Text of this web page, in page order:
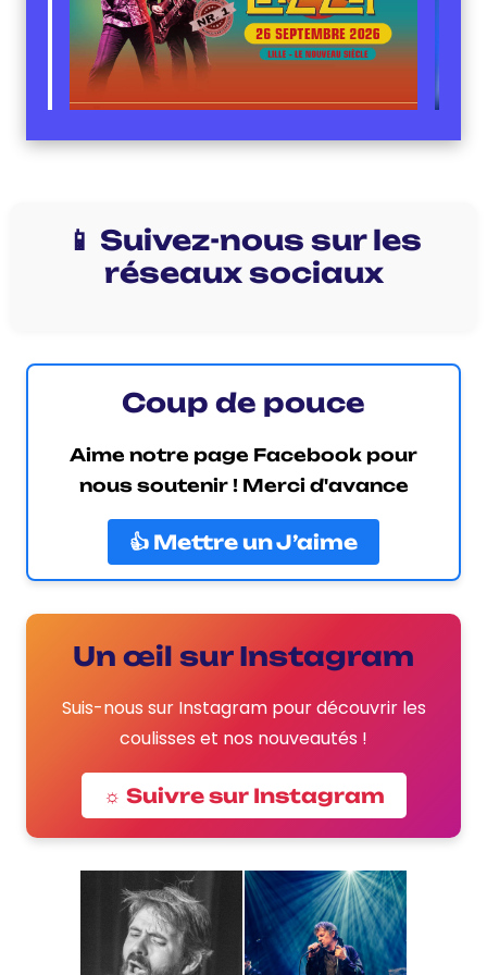
📱 Suivez-nous sur les
réseaux sociaux
Coup de pouce
Aime notre page Facebook pour
nous soutenir ! Merci d'avance
👍 Mettre un J’aime
Un œil sur Instagram
Suis-nous sur Instagram pour découvrir les
coulisses et nos nouveautés !
☼ Suivre sur Instagram